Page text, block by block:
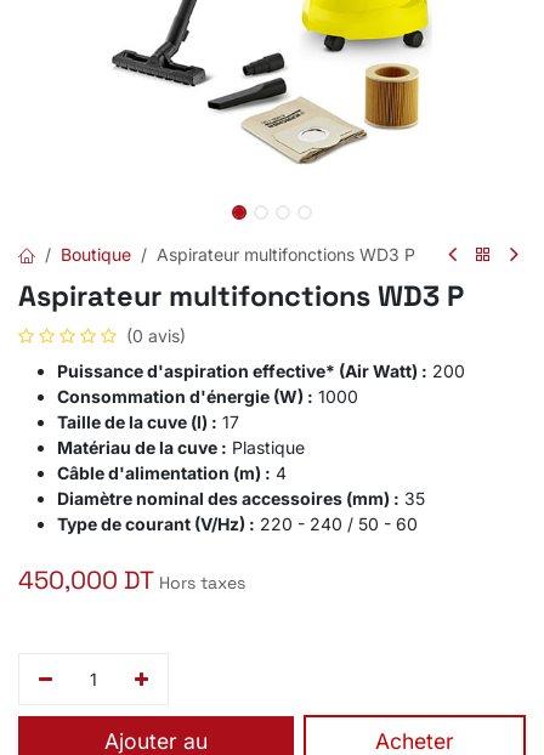
Boutique Aspirateur multifonctions WD3 P
Aspirateur multifonctions WD3 P
(0 avis)
Puissance d'aspiration effective* (Air Watt) : 200
Consommation d'énergie (W) : 1000
Taille de la cuve (l) : 17
Matériau de la cuve : Plastique
Câble d'alimentation (m) : 4
Diamètre nominal des accessoires (mm) : 35
Type de courant (V/Hz) : 220 - 240 / 50 - 60
450,000 DT Hors taxes
Ajouter au
​Acheter